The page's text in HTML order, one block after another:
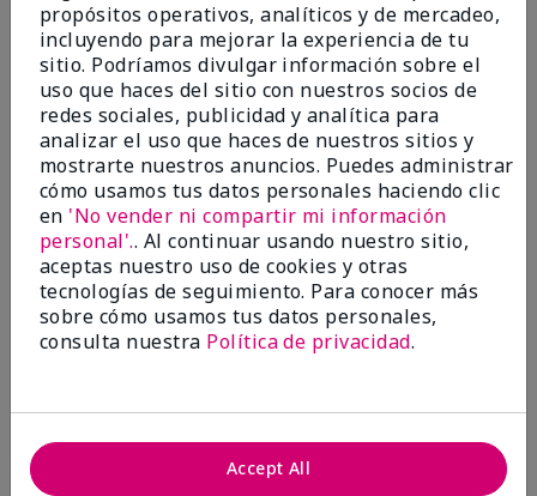
¿Le ha resultado útil esta
opinión?
22 1
Marcar esta opinión
5
Awesome
EnviadoHace 10 meses
porJudy
Comprador verificado
Evaluado en
propósitos operativos, analíticos y de mercadeo,
incluyendo para mejorar la experiencia de tu
sitio. Podríamos divulgar información sobre el
uso que haces del sitio con nuestros socios de
redes sociales, publicidad y analítica para
analizar el uso que haces de nuestros sitios y
mostrarte nuestros anuncios. Puedes administrar
cómo usamos tus datos personales haciendo clic
en 'No vender ni compartir mi información
personal'.. Al continuar usando nuestro sitio,
aceptas nuestro uso de cookies y otras
tecnologías de seguimiento. Para conocer más
sobre cómo usamos tus datos personales,
consulta nuestra Política de privacidad.
Accept All